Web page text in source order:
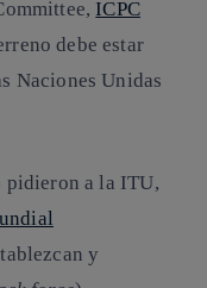
ICPC
debe estar
Naciones Unidas
pidieron a la ITU,
y